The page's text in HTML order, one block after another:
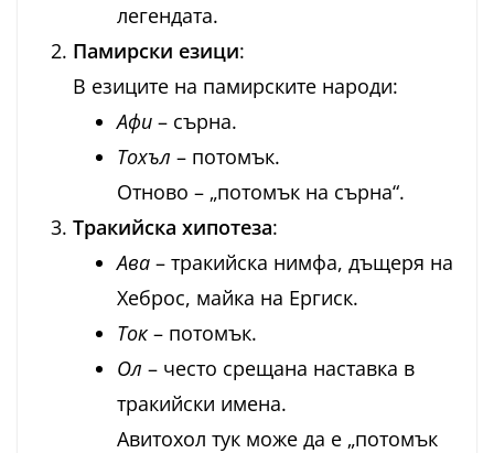
легендата.
Памирски езици:
В езиците на памирските народи:
Афи – сърна.
Тохъл – потомък.
Отново – „потомък на сърна“.
Тракийска хипотеза:
Ава – тракийска нимфа, дъщеря на
Хеброс, майка на Ергиск.
Ток– потомък.
Ол – често срещана наставка в
тракийски имена.
Авитохол тук може да е „потомък